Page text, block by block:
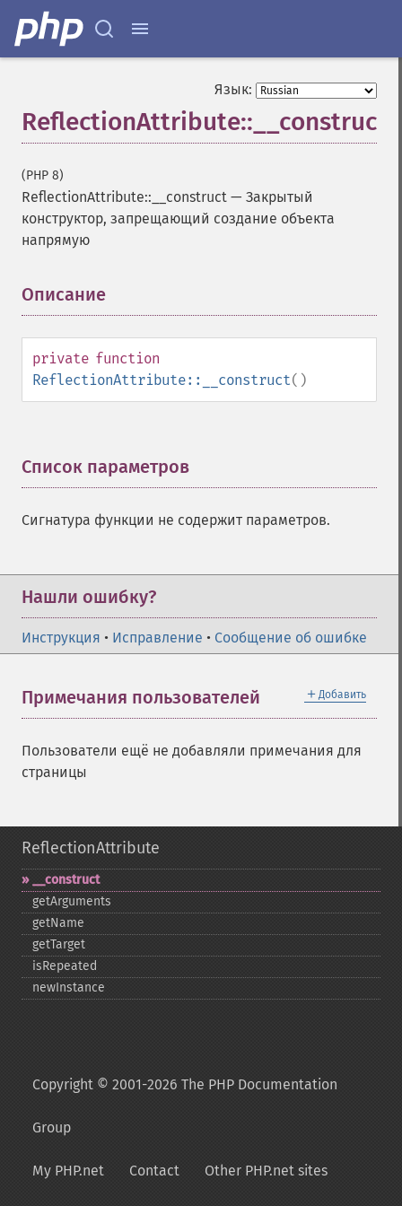
Язык:
ReflectionAttribute::__construct
(PHP 8)
ReflectionAttribute::__construct — Закрытый
конструктор, запрещающий создание объекта
напрямую
Описание
private function
ReflectionAttribute::__construct()
Список параметров
Сигнатура функции не содержит параметров.
Нашли ошибку?
Инструкция • Исправление • Сообщение об ошибке
＋ Добавить
Примечания пользователей
Пользователи ещё не добавляли примечания для
страницы
ReflectionAttribute
_​_​construct
getArguments
getName
getTarget
isRepeated
newInstance
Copyright © 2001-2026 The PHP Documentation
Group
My PHP.net Contact Other PHP.net sites